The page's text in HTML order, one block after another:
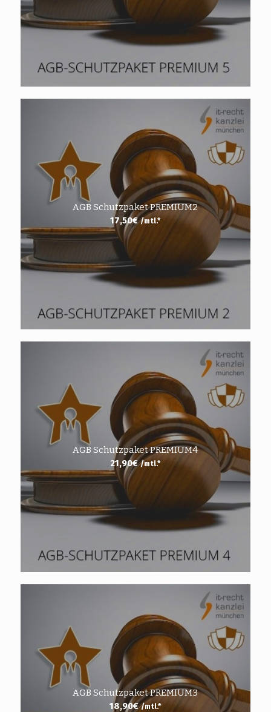
AGB Schutzpaket PREMIUM2
17,50€ /mtl.*
AGB Schutzpaket PREMIUM4
21,90€ /mtl.*
AGB Schutzpaket PREMIUM3
18,90€ /mtl.*